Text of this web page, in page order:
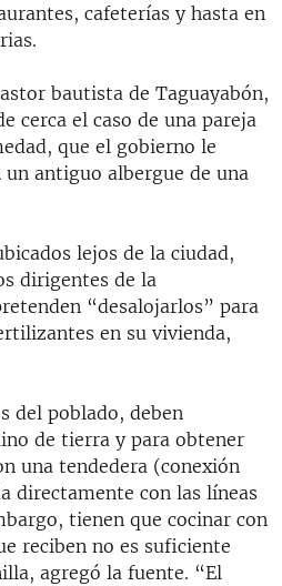
cafeterías y hasta en
bautista de Taguayabón,
cerca el caso de una pareja
que el gobierno le
antiguo albergue de una
lejos de la ciudad,
dirigentes de la
“desalojarlos” para
en su vivienda,
del poblado, deben
de tierra y para obtener
una tendedera (conexión
directamente con las líneas
tienen que cocinar con
reciben no es suficiente
agregó la fuente. “El